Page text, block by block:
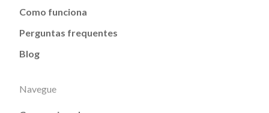
Como funciona
Perguntas frequentes
Blog
Navegue